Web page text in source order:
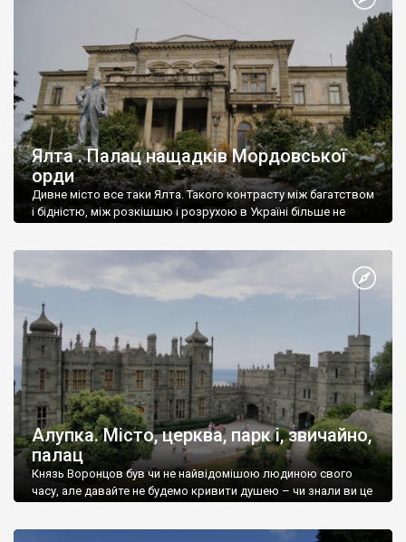
Ялта . Палац нащадків Мордовської
орди
Дивне місто все таки Ялта. Такого контрасту між багатством
і бідністю, між розкішшю і розрухою в Україні більше не
Алупка. Місто, церква, парк і, звичайно,
палац
Князь Воронцов був чи не найвідомішою людиною свого
часу, але давайте не будемо кривити душею – чи знали ви це